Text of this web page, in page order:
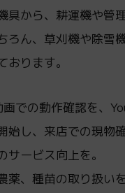
具から、耕運機や管
ろん、草刈機や除雪
おります。
での動作確認を、
始し、来店での現物
サービス向上を。
薬、種苗の取り扱い